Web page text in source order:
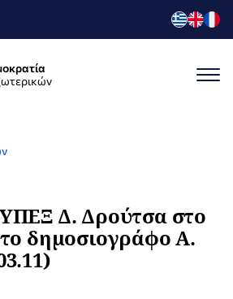
Δ. Δρούτσα στο
δημοσιογράφο Α.